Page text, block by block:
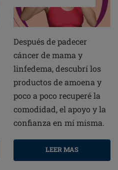
Después de padecer
cáncer de mama y
linfedema, descubrí los
productos de amoena y
poco a poco recuperé la
comodidad, el apoyo y la
confianza en mí misma.
LEER MAS